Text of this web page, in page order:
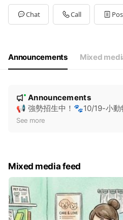
Mon09:30 - 18:30
Tue09:30 - 18:30
Wed09:30 - 18:30
周末及例假日公休
Chat Call
Announcements Mixed
e
New
Announcements
📢 強勢招生中！🐾10/19-小
See more
Mixed media feed